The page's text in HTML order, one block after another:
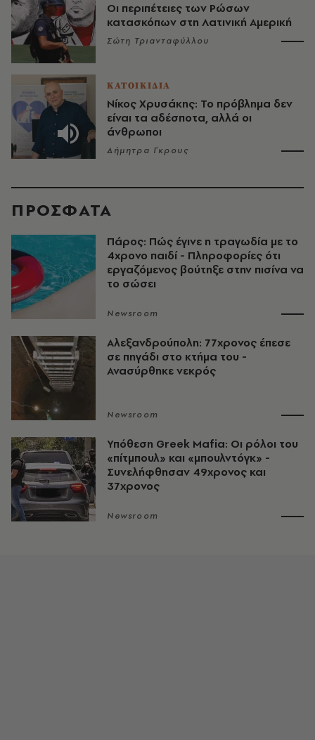
Οι περιπέτειες των Ρώσων
κατασκόπων στη Λατινική Αμερική
Σώτη Τριανταφύλλου
ΚΑΤΟΙΚΙΔΙΑ
Νίκος Χρυσάκης: Το πρόβλημα δεν
είναι τα αδέσποτα, αλλά οι
άνθρωποι
Δήμητρα Γκρους
ΠΡΟΣΦΑΤΑ
Πάρος: Πώς έγινε η τραγωδία με το
4χρονο παιδί - Πληροφορίες ότι
εργαζόμενος βούτηξε στην πισίνα να
το σώσει
Newsroom
Αλεξανδρούπολη: 77χρονος έπεσε
σε πηγάδι στο κτήμα του -
Ανασύρθηκε νεκρός
Newsroom
Υπόθεση Greek Mafia: Οι ρόλοι του
«πίτμπουλ» και «μπουλντόγκ» -
Συνελήφθησαν 49χρονος και
37χρονος
Newsroom